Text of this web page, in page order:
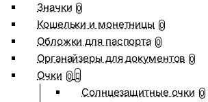
Значки 0
Кошельки и монетницы 0
Обложки для паспорта 0
Органайзеры для документов 0
Очки 0
Солнцезащитные очки 0